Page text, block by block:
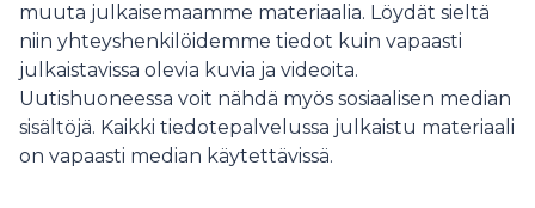
muuta julkaisemaamme materiaalia. Löydät sieltä
niin yhteyshenkilöidemme tiedot kuin vapaasti
julkaistavissa olevia kuvia ja videoita.
Uutishuoneessa voit nähdä myös sosiaalisen median
sisältöjä. Kaikki tiedotepalvelussa julkaistu materiaali
on vapaasti median käytettävissä.